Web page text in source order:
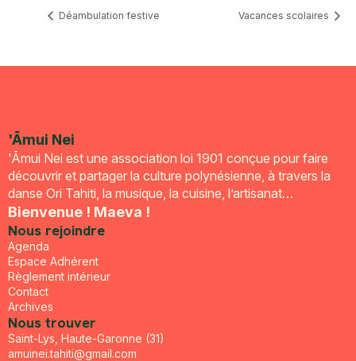
Déambulation festive Vacances scolaires
'Āmui Nei
'Āmui Nei est une association loi 1901 conçue pour faire
découvrir et partager la culture polynésienne, à travers la
danse Ori Tahiti, la musique, la cuisine, l’artisanat…
Bienvenue ! Maeva !
Nous rejoindre
Agenda
Espace Adhérent
Règlement intérieur
Contact
Archives
Nous trouver
Saint-Lys, Haute-Garonne (31)
amuinei.tahiti@gmail.com